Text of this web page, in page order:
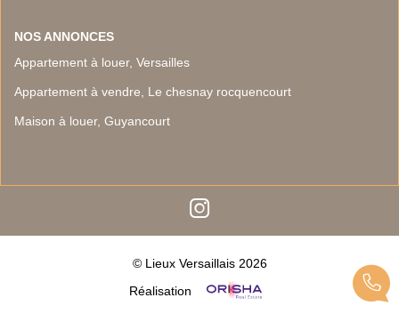
NOS ANNONCES
Appartement à louer, Versailles
Appartement à vendre, Le chesnay rocquencourt
Maison à louer, Guyancourt
© Lieux Versaillais 2026
Réalisation